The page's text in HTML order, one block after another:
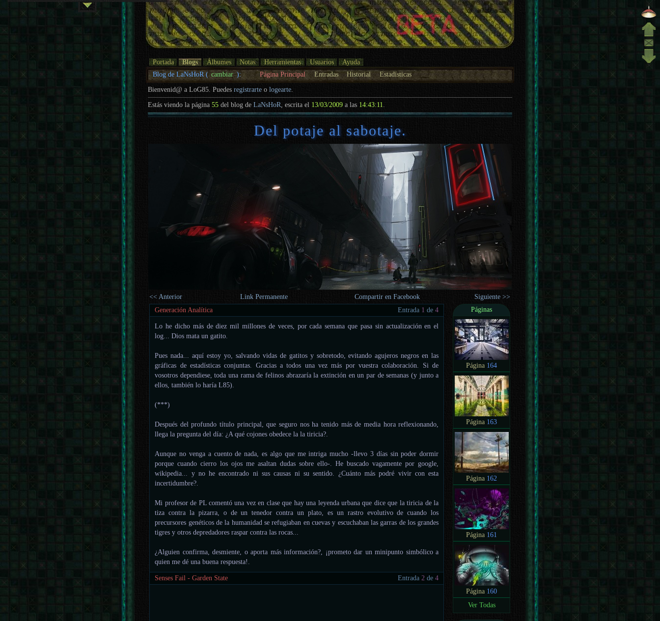
Portada Blogs Álbumes Notas Herramientas Usuarios
Ayuda
Blog de LaNsHoR ( cambiar ): Página Principal Entradas Historial Estadísticas
Bienvenid@ a LoG85. Puedesregistrarte ologearte.
Estás viendo la página55 del blog deLaNsHoR , escrita el 13/03/2009 a las 14:43:11
Del potaje al sabotaje.
<< Anterior Link Permanente Compartir en Facebook
Siguiente >>
Generación Analítica
Entrada 1 de4
Lo he dicho más de diez mil millones de veces, por cada semana que pasa sin actualización en el
log... Dios mata un gatito.
Pues nada... aquí estoy yo, salvando vidas de gatitos y sobretodo, evitando agujeros negros en las
gráficas de estadísticas conjuntas. Gracias a todos una vez más por vuestra colaboración. Si de
vosotros dependiese, toda una rama de felinos abrazaría la extinción en un par de semanas (y junto a
ellos, también lo haría L85).
(***)
Después del profundo título principal, que seguro nos ha tenido más de media hora reflexionando,
llega la pregunta del día: ¿A qué cojones obedece la la tiricia?.
Aunque no venga a cuento de nada, es algo que me intriga mucho -llevo 3 días sin poder dormir
porque cuando cierro los ojos me asaltan dudas sobre ello-. He buscado vagamente por google,
wikipedia... y no he encontrado ni sus causas ni su sentido. ¿Cuánto más podré vivir con esta
incertidumbre?.
Mi profesor de PL comentó una vez en clase que hay una leyenda urbana que dice que la tiricia de la
tiza contra la pizarra, o de un tenedor contra un plato, es un rastro evolutivo de cuando los
precursores genéticos de la humanidad se refugiaban en cuevas y escuchaban las garras de los grandes
tigres y otros depredadores raspar contra las rocas...
¿Alguien confirma, desmiente, o aporta más información?, ¡prometo dar un minipunto simbólico a
quien me dé una buena respuesta!.
Senses Fail - Garden State Entrada 2 de4
Páginas
Página 164
Página 163
Página 162
Página 161
Página 160
Ver Todas